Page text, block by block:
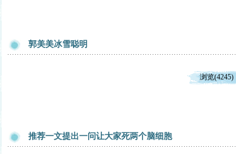
郭美美冰雪聪明
浏览(4245)
推荐一文提出一问让大家死两个脑细胞